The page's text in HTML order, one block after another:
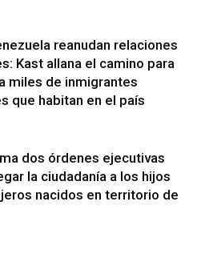
reanudan relaciones
Kast allana el camino para
miles de inmigrantes
que habitan en el país
dos órdenes ejecutivas
la ciudadanía a los hijos
nacidos en territorio de